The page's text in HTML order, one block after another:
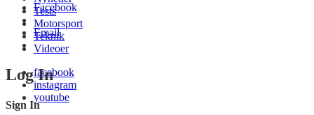
Tests
Motorsport
Teknik
Videoer
facebook
instagram
youtube
Facebook
Email
Log In
Sign In